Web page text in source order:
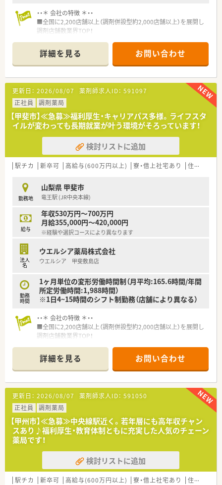
高い専門性が求められる特殊な調剤に対応できる専門医療機関
連携薬局も取得しています。
本社から業界動向などの情報が常に発信されており、患者様や医
★安心して働ける環境と福利厚生制度
では産休・育休の希望取得率も100％！長く働き続けるための環
境づくりを考え、ライフステージに応じた福利厚生をご用意して
います。
また、患者さまへの想いをカタチにする「リトルチャレンジ制
度」では「現場主義」を念頭に、
地域・店舗ごとに異なる患者さまのニーズやスタッフの思いを実
現する取り組みも行っています。
入社後もひとりひとりの薬剤師像に近しい多彩なキャリアステ
ップをご用意しております。
こうした働きやすい環境づくりに力を入れている『さくら薬局グ
ループ』でご活躍されてみませんか？
・・＊ 会社の特徴 ＊・・
■全国に2,200店舗以上（調剤併設型約2,000店舗以上）を展開し
調剤店舗数業界TOP！
頑張り次第で高給与も可能！
■経験や勤務コースによりますが、経験の少ない方でも500万前
半スタートと業界TOP水準！
■職種や職域に合わせ、豊富な社内研修や外部組織と連携した研
修を用意されています
■薬剤師が中心の会社だからこそ活躍できるキャリアパスが多
種多様に用意されています。
■店舗拡大に伴い、エリアマネジャーや営業部長等のマネジメン
トのポジションも増えます。
■在宅や教育等の専門性を活かせるスペシャリストを目指すこ
とも可能です。
■その他にも、管理部門や商品部門等の本社スタッフなど活動領
域は多種多様です。
■在宅実施店舗は年々増加しており、在宅医療へもしっかりと関
■育児休暇は3歳まで取得が可能で、時短制度は小学5年生まで
時短勤務ができるよう変更予定です。
■年間休日が120日とワークライフバランスが整っています
■日用品から常備薬まで、従業員割引制度など嬉しいメリットも
たくさんあります！
詳細を見る お問い合わせ
更新日： 2026/08/07 薬剤師求人ID： 591097
正社員
調剤薬局
【甲斐市】≪急募≫福利厚生・キャリアパス多様。ライフスタ
イルが変わっても長期就業が叶う環境がそろっています！
検討リストに追加
駅チカ 新卒可 高給与(600万円以上) 寮・借上社宅あり 住宅補助(手当)あり
勤務地
山梨県 甲斐市
竜王駅 (JR中央本線)
給与
年収530万円～700万円
月給355,000円～420,000円
※経験や選択コースにより異なります
法人
名
ウエルシア薬局株式会社
ウエルシア 甲斐敷島店
勤務
時間
1ヶ月単位の変形労働時間制（月平均:165.6時間/年間
所定労働時間:1,988時間）
※1日4~15時間のシフト制勤務（店舗により異なる）
・・＊ 会社の特徴 ＊・・
■全国に2,200店舗以上（調剤併設型約2,000店舗以上）を展開し
調剤店舗数業界TOP！
頑張り次第で高給与も可能！
■経験や勤務コースによりますが、経験の少ない方でも500万前
半スタートと業界TOP水準！
■職種や職域に合わせ、豊富な社内研修や外部組織と連携した研
修を用意されています
■薬剤師が中心の会社だからこそ活躍できるキャリアパスが多
種多様に用意されています。
■店舗拡大に伴い、エリアマネジャーや営業部長等のマネジメン
トのポジションも増えます。
■在宅や教育等の専門性を活かせるスペシャリストを目指すこ
とも可能です。
■その他にも、管理部門や商品部門等の本社スタッフなど活動領
域は多種多様です。
■在宅実施店舗は年々増加しており、在宅医療へもしっかりと関
わる事ができます。
詳細を見る お問い合わせ
更新日： 2026/08/07 薬剤師求人ID： 591050
正社員
調剤薬局
【甲州市】≪急募≫中央線駅近く。若年層にも高年収チャン
スあり♪福利厚生・教育体制ともに充実した人気のチェーン
薬局です！
検討リストに追加
駅チカ 新卒可 高給与(600万円以上) 寮・借上社宅あり 住宅補助(手当)あり